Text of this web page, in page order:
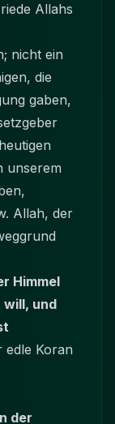
Allahs
nicht ein
die
gaben,
unserem
Allah, der
Himmel
will, und
edle Koran
der